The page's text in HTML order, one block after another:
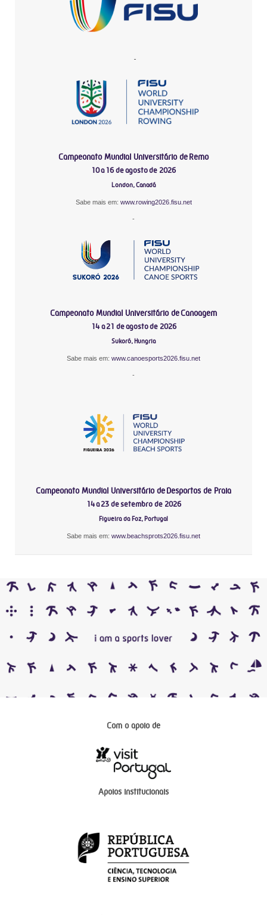
-
Campeonato Mundial Universitário de Remo
10 a 16 de agosto de 2026
London, Canadá
Sabe mais em: www.rowing2026.fisu.net
-
Campeonato Mundial Universitário de Canoagem
14 a 21 de agosto de 2026
Sukoró, Hungria
Sabe mais em: www.canoesports2026.fisu.net
-
Campeonato Mundial Universitário de Desportos de Praia
14 a 23 de setembro de 2026
Figueira da Foz, Portugal
Sabe mais em: www.beachsprots2026.fisu.net
Com o apoio de
Apoios institucionais